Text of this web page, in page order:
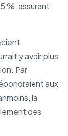
%, assurant
y avoir plus
Par
aux
la
des